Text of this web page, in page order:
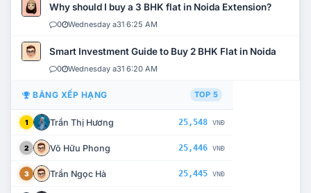
Why should I buy a 3 BHK flat in Noida Extension?
0 Wednesday a31 6:25 AM
Smart Investment Guide to Buy 2 BHK Flat in Noida
0 Wednesday a31 6:20 AM
BẢNG XẾP HẠNG TOP 5
1 Trần Thị Hương 25,548 VNĐ
2 Võ Hữu Phong 25,446 VNĐ
3 Trần Ngọc Hà 25,445 VNĐ